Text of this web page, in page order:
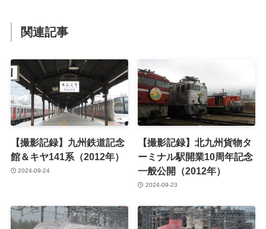
関連記事
【撮影記録】九州鉄道記念
館＆キヤ141系（2012年）
2024-09-24
【撮影記録】北九州貨物タ
ーミナル駅開業10周年記念
一般公開（2012年）
2024-09-23